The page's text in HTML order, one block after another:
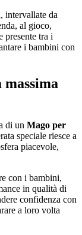
intervallate da
al gioco,
presente tra i
i bambini con
di un Mago per
speciale riesce a
piacevole,
con i bambini,
in qualità di
confidenza con
a loro volta